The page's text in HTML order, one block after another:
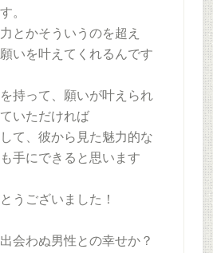
。
とかそういうのを超え
いを叶えてくれるんです
持って、願いが叶えられ
いただければ
て、彼から見た魅力的な
手にできると思います
うございました！
会わぬ男性との幸せか？